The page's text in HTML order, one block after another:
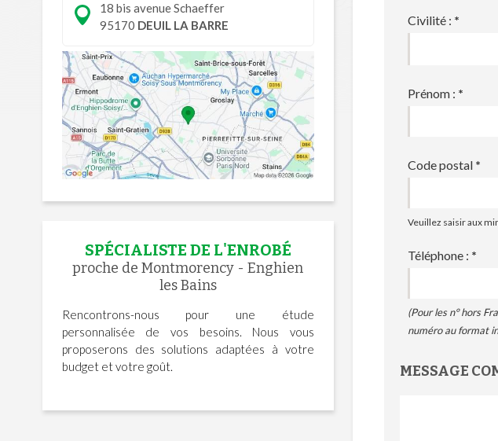
18 bis avenue Schaeffer
95170 DEUIL LA BARRE
SPÉCIALISTE DE L'ENROBÉ
proche de Montmorency - Enghien
les Bains
Rencontrons-nous pour une étude
personnalisée de vos besoins. Nous vous
proposerons des solutions adaptées à votre
budget et votre goût.
Civilité : *
Prénom : *
Code postal *
Veuillez saisir aux
Téléphone : *
(Pour les n° hors
numéro au format
MESSAGE